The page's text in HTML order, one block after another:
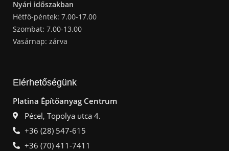
Nyári időszakban
Hétfő-péntek: 7.00-17.00
Szombat: 7.00-13.00
Vasárnap: zárva
Elérhetőségünk
Platina Építőanyag Centrum
Pécel, Topolya utca 4.
+36 (28) 547-615
+36 (70) 411-7411